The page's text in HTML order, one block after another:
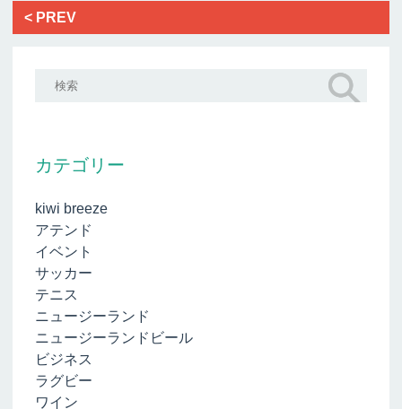
< PREV
カテゴリー
kiwi breeze
アテンド
イベント
サッカー
テニス
ニュージーランド
ニュージーランドビール
ビジネス
ラグビー
ワイン